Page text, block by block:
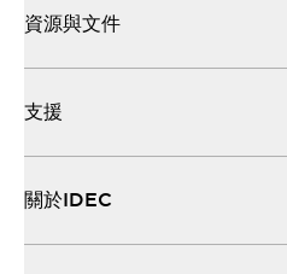
資源與文件
支援
關於IDEC